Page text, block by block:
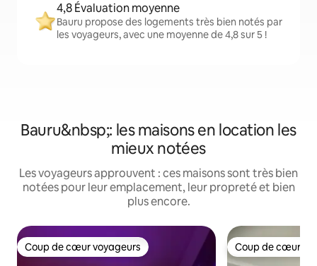
4,8 Évaluation moyenne
Bauru propose des logements très bien notés par
les voyageurs, avec une moyenne de 4,8 sur 5 !
Bauru&nbsp;: les maisons en location les
mieux notées
Les voyageurs approuvent : ces maisons sont très bien
notées pour leur emplacement, leur propreté et bien
plus encore.
Coup de cœur voyageurs
Coup de cœur voyageurs Coup de cœur
Coup de cœur